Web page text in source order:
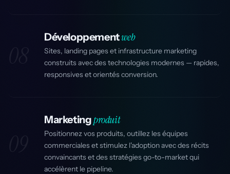
Développementweb
Sites, landing pages et infrastructure marketing
construits avec des technologies modernes — rapides,
responsives et orientés conversion.
Marketingproduit
Positionnez vos produits, outillez les équipes
commerciales et stimulez l'adoption avec des récits
convaincants et des stratégies go-to-market qui
accélèrent le pipeline.